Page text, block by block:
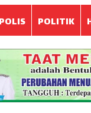
POLITIK